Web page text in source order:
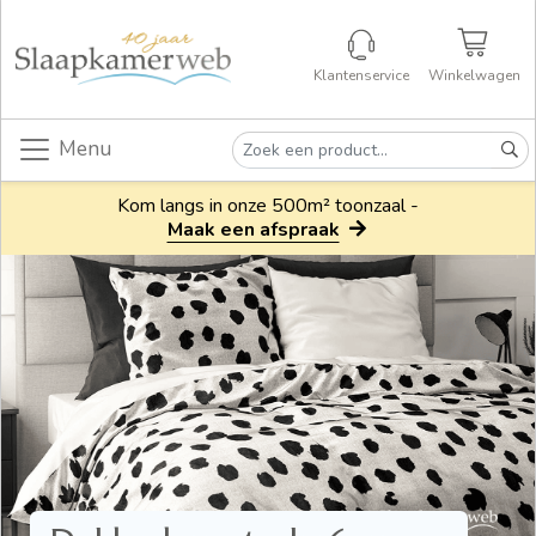
Klantenservice Winkelwagen
Menu
Kom langs in onze 500m² toonzaal -
Maak een afspraak